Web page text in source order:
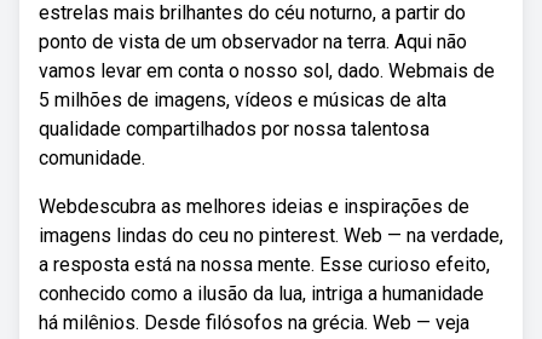
estrelas mais brilhantes do céu noturno, a partir do
ponto de vista de um observador na terra. Aqui não
vamos levar em conta o nosso sol, dado. Webmais de
5 milhões de imagens, vídeos e músicas de alta
qualidade compartilhados por nossa talentosa
comunidade.
Webdescubra as melhores ideias e inspirações de
imagens lindas do ceu no pinterest. Web — na verdade,
a resposta está na nossa mente. Esse curioso efeito,
conhecido como a ilusão da lua, intriga a humanidade
há milênios. Desde filósofos na grécia. Web — veja